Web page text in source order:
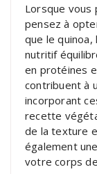
Lorsque vous
pensez à
que le
nutritif
en protéines
contribuent à
incorporant
recette
de la texture
également
votre corps